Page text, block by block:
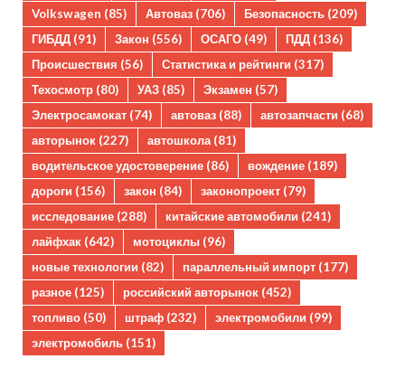
Volkswagen (85) Автоваз (706) Безопасность (209)
ГИБДД (91) Закон (556) ОСАГО (49) ПДД (136)
Происшествия (56) Статистика и рейтинги (317)
Техосмотр (80) УАЗ (85) Экзамен (57)
Электросамокат (74) автоваз (88) автозапчасти (68)
авторынок (227) автошкола(81)
водительское удостоверение (86) вождение (189)
дороги (156) закон (84) законопроект (79)
исследование (288) китайские автомобили (241)
лайфхак (642) мотоциклы (96)
новые технологии (82) параллельный импорт (177)
разное (125) российский авторынок (452)
топливо (50) штраф (232) электромобили (99)
электромобиль (151)